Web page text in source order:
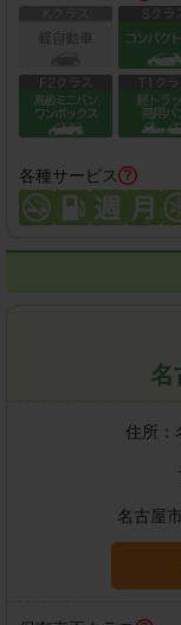
各種サービス
名
住所：
名古屋